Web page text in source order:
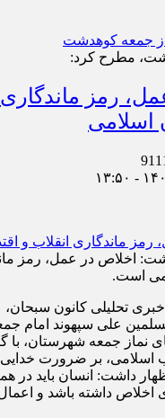
جمعه کوهدشت
مطرح کرد:
رمز ماندگاری
اسلامی
اخلاص در عمل، رمز
است.
تحلیلی کانون سبحان،
علی سپهوند امام
نماز جمعه شهرستان، با
اسلامی، بر ضرورت
داشت: انسان باید در
اخلاص داشته باشد و